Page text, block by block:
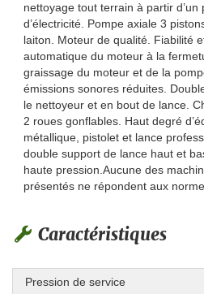
nettoyage tout terrain à partir d’un
d’électricité. Pompe axiale 3
laiton. Moteur de qualité. Fiabilité
automatique du moteur à la
graissage du moteur et de la
émissions sonores réduites.
le nettoyeur et en bout de lance.
2 roues gonflables. Haut degré
métallique, pistolet et lance
double support de lance haut et
haute pression.Aucune des
présentés ne répondent aux
Caractéristiques
Pression de service